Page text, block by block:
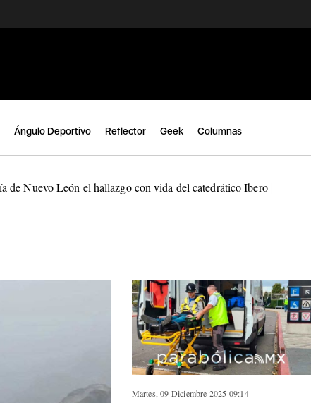
Ángulo Deportivo Reflector Geek Columnas
de Nuevo León el hallazgo con vida del catedrático Ibero
Martes, 09 Diciembre 2025 09:14